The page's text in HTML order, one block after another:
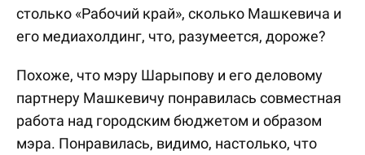
столько «Рабочий край», сколько Машкевича и
его медиахолдинг, что, разумеется, дороже?
Похоже, что мэру Шарыпову и его деловому
партнеру Машкевичу понравилась совместная
работа над городским бюджетом и образом
мэра. Понравилась, видимо, настолько, что